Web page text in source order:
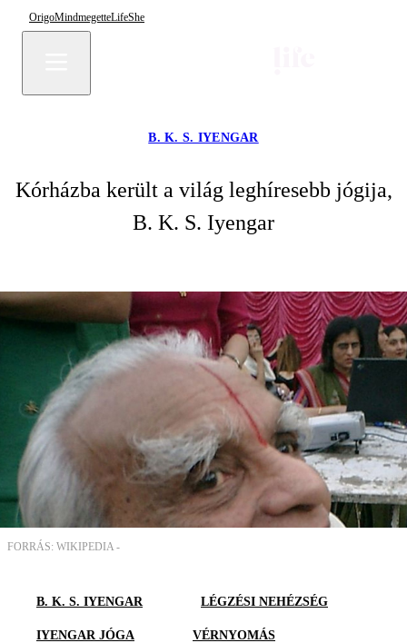
OrigoMindmegetteLifeShe
B. K. S. IYENGAR
Kórházba került a világ leghíresebb jógija,
B. K. S. Iyengar
FORRÁS: WIKIPEDIA -
B. K. S. IYENGAR LÉGZÉSI NEHÉZSÉG
IYENGAR JÓGA VÉRNYOMÁS